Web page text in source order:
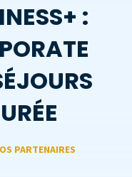
:
PARTENAIRES